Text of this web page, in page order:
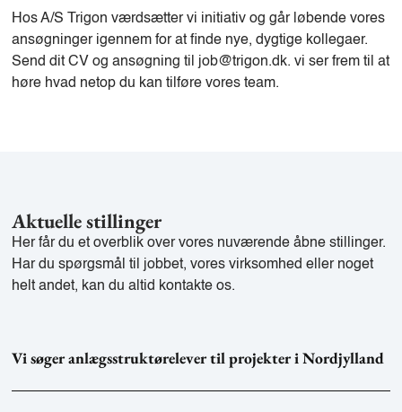
Hos A/S Trigon værdsætter vi initiativ og går løbende vores
ansøgninger igennem for at finde nye, dygtige kollegaer.
Send dit CV og ansøgning til job@trigon.dk. vi ser frem til at
høre hvad netop du kan tilføre vores team.
Aktuelle stillinger
Her får du et overblik over vores nuværende åbne stillinger.
Har du spørgsmål til jobbet, vores virksomhed eller noget
helt andet, kan du altid kontakte os.
Vi søger anlægsstruktørelever til projekter i Nordjylland